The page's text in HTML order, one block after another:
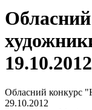
Обласний конкурс
29.10.2012